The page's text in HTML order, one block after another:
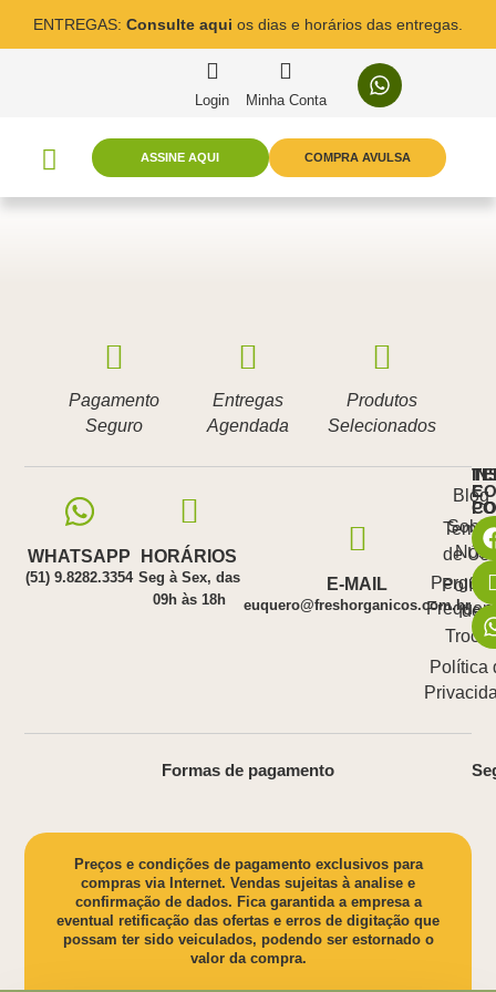
ENTREGAS: Consulte aqui os dias e horários das entregas.
Login Minha Conta
ASSINE AQUI COMPRA AVULSA
Pagamento
Seguro
Entregas
Agendada
Produtos
Selecionados
WHATSAPP
(51) 9.8282.3354 E-MAIL
euquero@freshorganicos.com.br
HORÁRIOS
Seg à Sex, das
09h às 18h
Blog
Sobre
Nós
E
de
de
Política
Formas de pagamento
Preços e condições de pagamento exclusivos para
compras via Internet. Vendas sujeitas à analise e
confirmação de dados. Fica garantida a empresa a
eventual retificação das ofertas e erros de digitação que
possam ter sido veiculados, podendo ser estornado o
valor da compra.